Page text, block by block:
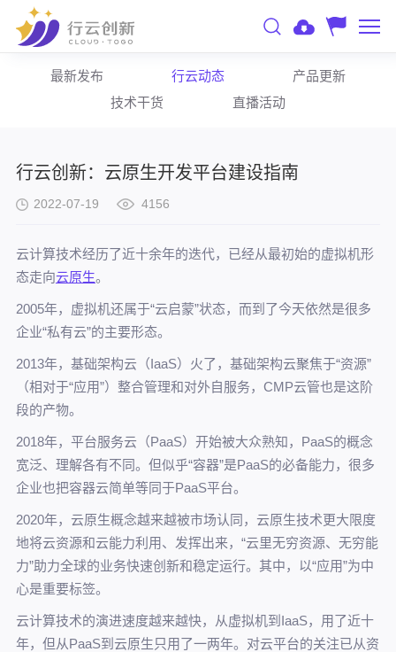
最新发布 行云动态
产品更新
技术干货
直播活动
行云创新：云原生开发平台建设指南
2022-07-19 4156
云计算技术经历了近十余年的迭代，已经从最初始的虚拟机形
态走向云原生。
2005年，虚拟机还属于“云启蒙”状态，而到了今天依然是很多
企业“私有云”的主要形态。
2013年，基础架构云（IaaS）火了，基础架构云聚焦于“资源”
（相对于“应用”）整合管理和对外自服务，CMP云管也是这阶
段的产物。
2018年，平台服务云（PaaS）开始被大众熟知，PaaS的概念
宽泛、理解各有不同。但似乎“容器”是PaaS的必备能力，很多
企业也把容器云简单等同于PaaS平台。
2020年，云原生概念越来越被市场认同，云原生技术更大限度
地将云资源和云能力利用、发挥出来，“云里无穷资源、无穷能
力”助力全球的业务快速创新和稳定运行。其中，以“应用”为中
心是重要标签。
云计算技术的演进速度越来越快，从虚拟机到IaaS，用了近十
年，但从PaaS到云原生只用了一两年。对云平台的关注已从资